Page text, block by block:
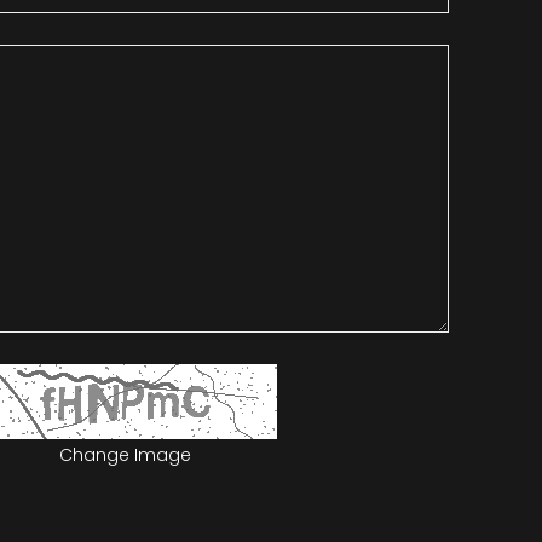
Change Image